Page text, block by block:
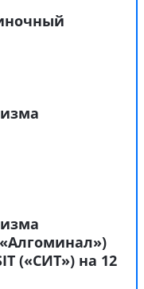
(«СИТ») на 12